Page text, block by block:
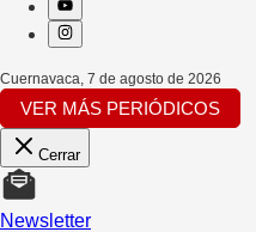
Cuernavaca 7 de agosto de 2026
VER MÁS PERIÓDICOS
Cerrar
Newsletter